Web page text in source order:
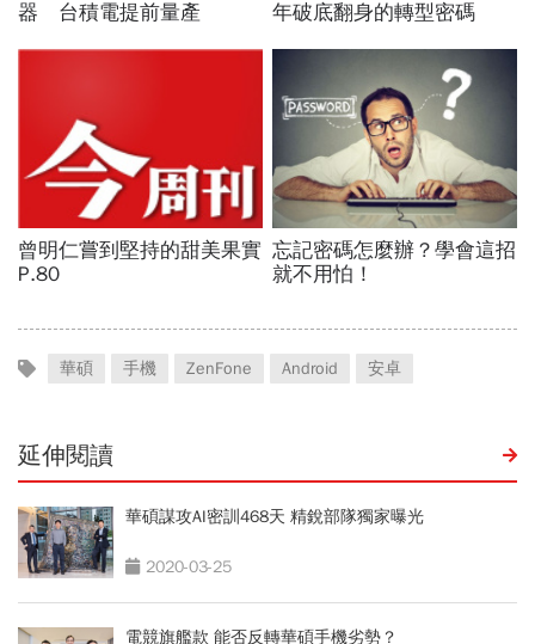
華碩 手機 ZenFone Android 安卓
延伸閱讀
華碩謀攻AI密訓468天 精銳部隊獨家曝光
2020-03-25
電競旗艦款 能否反轉華碩手機劣勢？